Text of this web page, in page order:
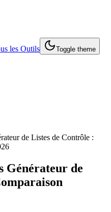
les Outils Toggle theme
de Listes de Contrôle :
Générateur de